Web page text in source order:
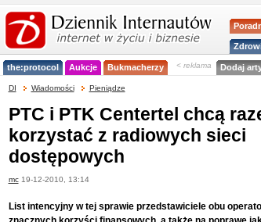
the:protocol Aukcje Bukmacherzy < reklama Dodaj
DI Wiadomości Pieniądze
PTC i PTK Centertel chcą
korzystać z radiowych sieci
dostępowych
mc19-12-2010, 13:14
List intencyjny w tej sprawie przedstawiciele obu